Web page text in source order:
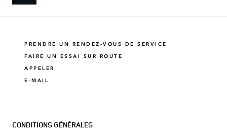
CONDITIONS GÉNÉRALES
PRENDRE UN RENDEZ-VOUS DE SERVICE
FAIRE UN ESSAI SUR ROUTE
APPELER
E-MAIL